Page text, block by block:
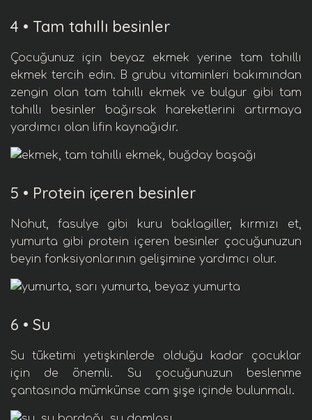
4 • Tam tahıllı besinler
Çocuğunuz için beyaz ekmek yerine tam tahıllı
ekmek tercih edin. B grubu vitaminleri bakımından
zengin olan tam tahıllı ekmek ve bulgur gibi tam
tahıllı besinler bağırsak hareketlerini artırmaya
yardımcı olan lifin kaynağıdır.
5 • Protein içeren besinler
Nohut, fasulye gibi kuru baklagiller, kırmızı et,
yumurta gibi protein içeren besinler çocuğunuzun
beyin fonksiyonlarının gelişimine yardımcı olur.
6 • Su
Su tüketimi yetişkinlerde olduğu kadar çocuklar
için de önemli. Su çocuğunuzun beslenme
çantasında mümkünse cam şişe içinde bulunmalı.